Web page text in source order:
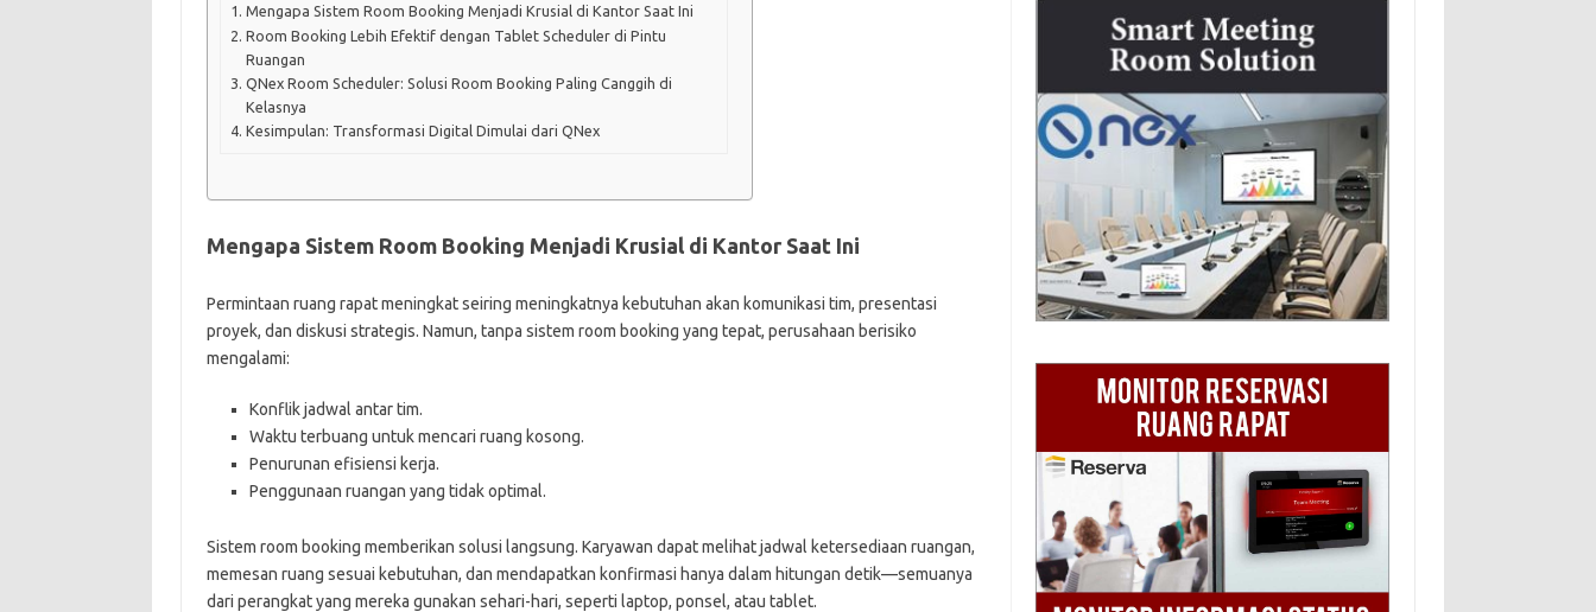
Mengapa Sistem Room Booking Menjadi Krusial di Kantor Saat Ini
Room Booking Lebih Efektif dengan Tablet Scheduler di Pintu
Ruangan
QNex Room Scheduler: Solusi Room Booking Paling Canggih di
Kelasnya
Kesimpulan: Transformasi Digital Dimulai dari QNex
Mengapa Sistem Room Booking Menjadi Krusial di Kantor Saat Ini
Permintaan ruang rapat meningkat seiring meningkatnya kebutuhan akan komunikasi tim, presentasi
proyek, dan diskusi strategis. Namun, tanpa sistem room booking yang tepat, perusahaan berisiko
mengalami:
Konflik jadwal antar tim.
Waktu terbuang untuk mencari ruang kosong.
Penurunan efisiensi kerja.
Penggunaan ruangan yang tidak optimal.
Sistem room booking memberikan solusi langsung. Karyawan dapat melihat jadwal ketersediaan ruangan,
memesan ruang sesuai kebutuhan, dan mendapatkan konfirmasi hanya dalam hitungan detik—semuanya
dari perangkat yang mereka gunakan sehari-hari, seperti laptop, ponsel, atau tablet.